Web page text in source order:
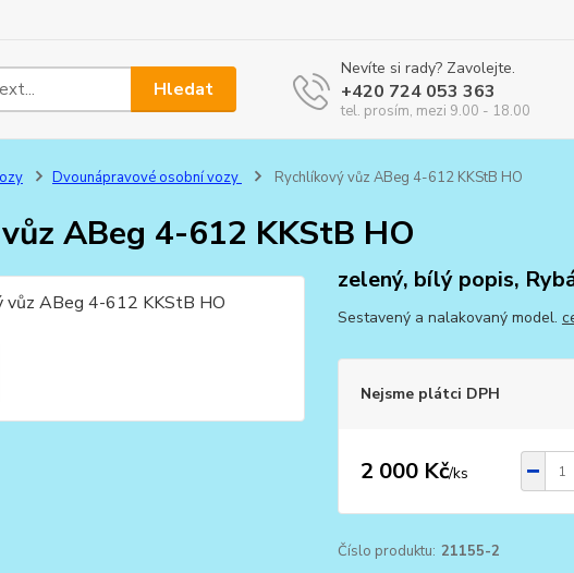
Hledat
Nevíte si rady? Zavolejte.
+420 724 053 363
tel. prosím, mezi 9.00 - 18.00
Dvounápravové osobní vozy Rychlíkový vůz ABeg 4-612 KKStB HO
ABeg 4-612 KKStB HO
zelený, bílý popis,
Sestavený a nalakovaný model.
Nejsme plátci DPH
2 000 Kč/ks
Číslo produktu: 21155-2